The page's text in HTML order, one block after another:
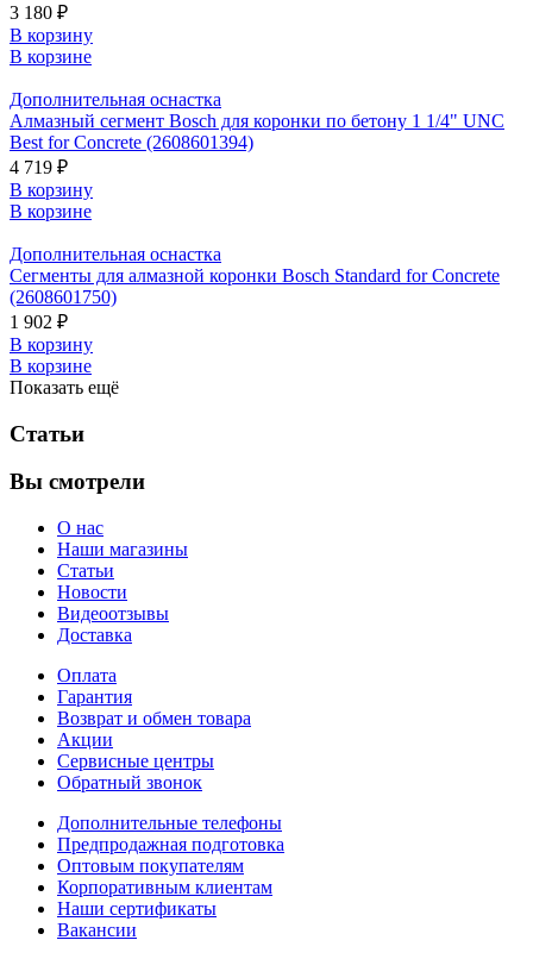
3 180 ₽
В корзину
В корзине
Дополнительная оснастка
Алмазный сегмент Bosch для коронки по бетону 1 1/4" UNC
Best for Concrete (2608601394)
4 719 ₽
В корзину
В корзине
Дополнительная оснастка
Сегменты для алмазной коронки Bosch Standard for Concrete
(2608601750)
1 902 ₽
В корзину
В корзине
Показать ещё
Статьи
Вы смотрели
О нас
Наши магазины
Статьи
Новости
Видеоотзывы
Доставка
Оплата
Гарантия
Возврат и обмен товара
Акции
Сервисные центры
Обратный звонок
Дополнительные телефоны
Предпродажная подготовка
Оптовым покупателям
Корпоративным клиентам
Наши сертификаты
Вакансии